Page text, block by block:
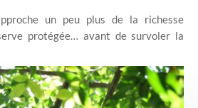
un peu plus de la richesse
protégée… avant de survoler la